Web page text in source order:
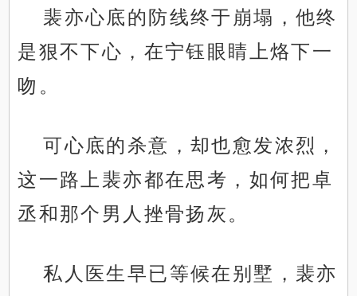
裴亦心底的防线终于崩塌，他终
是狠不下心，在宁钰眼睛上烙下一
吻。
可心底的杀意，却也愈发浓烈，
这一路上裴亦都在思考，如何把卓
丞和那个男人挫骨扬灰。
私人医生早已等候在别墅，裴亦